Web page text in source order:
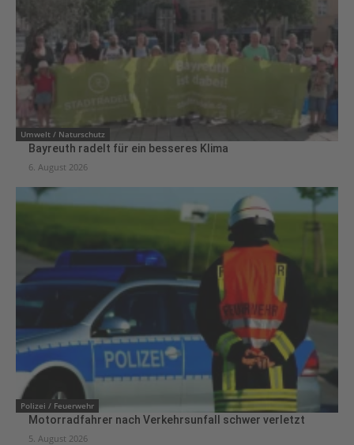
Umwelt / Naturschutz
Bayreuth radelt für ein besseres Klima
6. August 2026
Polizei / Feuerwehr
Motorradfahrer nach Verkehrsunfall schwer verletzt
5. August 2026